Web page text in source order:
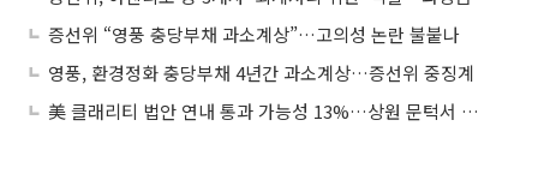
증선위 “영풍 충당부채 과소계상”…고의성 논란 불붙나
영풍, 환경정화 충당부채 4년간 과소계상…증선위 중징계
美 클래리티 법안 연내 통과 가능성 13%…상원 문턱서 제동